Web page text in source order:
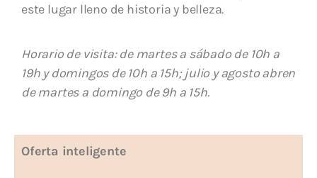
este lugar lleno de historia y belleza.
Horario de visita: de martes a sábado de 10h a
19h y domingos de 10h a 15h; julio y agosto abren
de martes a domingo de 9h a 15h.
Oferta inteligente